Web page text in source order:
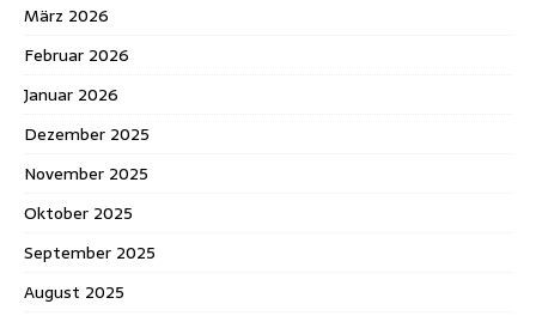
März 2026
Februar 2026
Januar 2026
Dezember 2025
November 2025
Oktober 2025
September 2025
August 2025